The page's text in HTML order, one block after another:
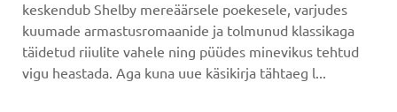
keskendub Shelby mereäärsele poekesele, varjudes
kuumade armastusromaanide ja tolmunud klassikaga
täidetud riiulite vahele ning püüdes minevikus tehtud
vigu heastada. Aga kuna uue käsikirja tähtaeg l...